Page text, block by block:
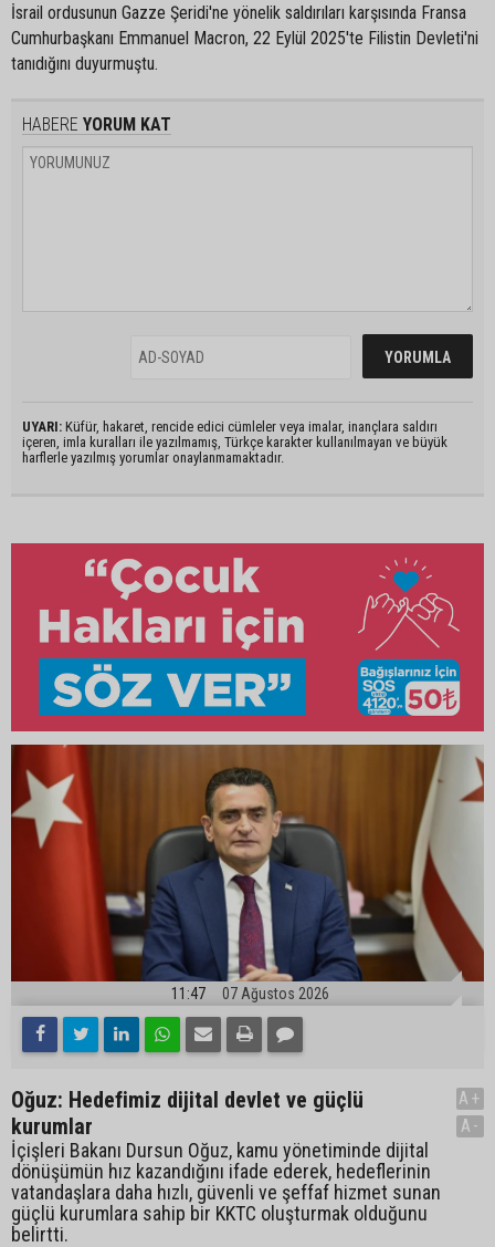
İsrail ordusunun Gazze Şeridi'ne yönelik saldırıları karşısında Fransa
Cumhurbaşkanı Emmanuel Macron, 22 Eylül 2025'te Filistin Devleti'ni
tanıdığını duyurmuştu.
HABERE YORUM KAT
UYARI: Küfür, hakaret, rencide edici cümleler veya imalar, inançlara saldırı
içeren, imla kuralları ile yazılmamış, Türkçe karakter kullanılmayan ve büyük
harflerle yazılmış yorumlar onaylanmamaktadır.
11:47 07 Ağustos 2026
Oğuz: Hedefimiz dijital devlet ve güçlü
kurumlar
İçişleri Bakanı Dursun Oğuz, kamu yönetiminde dijital
dönüşümün hız kazandığını ifade ederek, hedeflerinin
vatandaşlara daha hızlı, güvenli ve şeffaf hizmet sunan
güçlü kurumlara sahip bir KKTC oluşturmak olduğunu
belirtti.
A+
A-